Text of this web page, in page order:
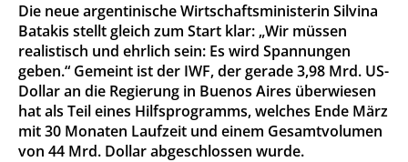
Die neue argentinische Wirtschaftsministerin Silvina
Batakis stellt gleich zum Start klar: „Wir müssen
realistisch und ehrlich sein: Es wird Spannungen
geben.“ Gemeint ist der IWF, der gerade 3,98 Mrd. US-
Dollar an die Regierung in Buenos Aires überwiesen
hat als Teil eines Hilfsprogramms, welches Ende März
mit 30 Monaten Laufzeit und einem Gesamtvolumen
von 44 Mrd. Dollar abgeschlossen wurde.